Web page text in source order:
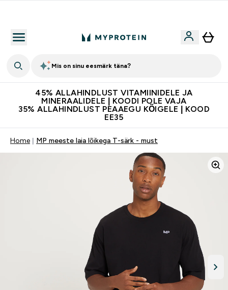
Mis on sinu eesmärk täna?
45% ALLAHINDLUST VITAMIINIDELE JA
MINERAALIDELE | KOODI POLE VAJA
35% ALLAHINDLUST PEAAEGU KÕIGELE | KOOD
EE35
Home MP meeste laia lõikega T-särk - must